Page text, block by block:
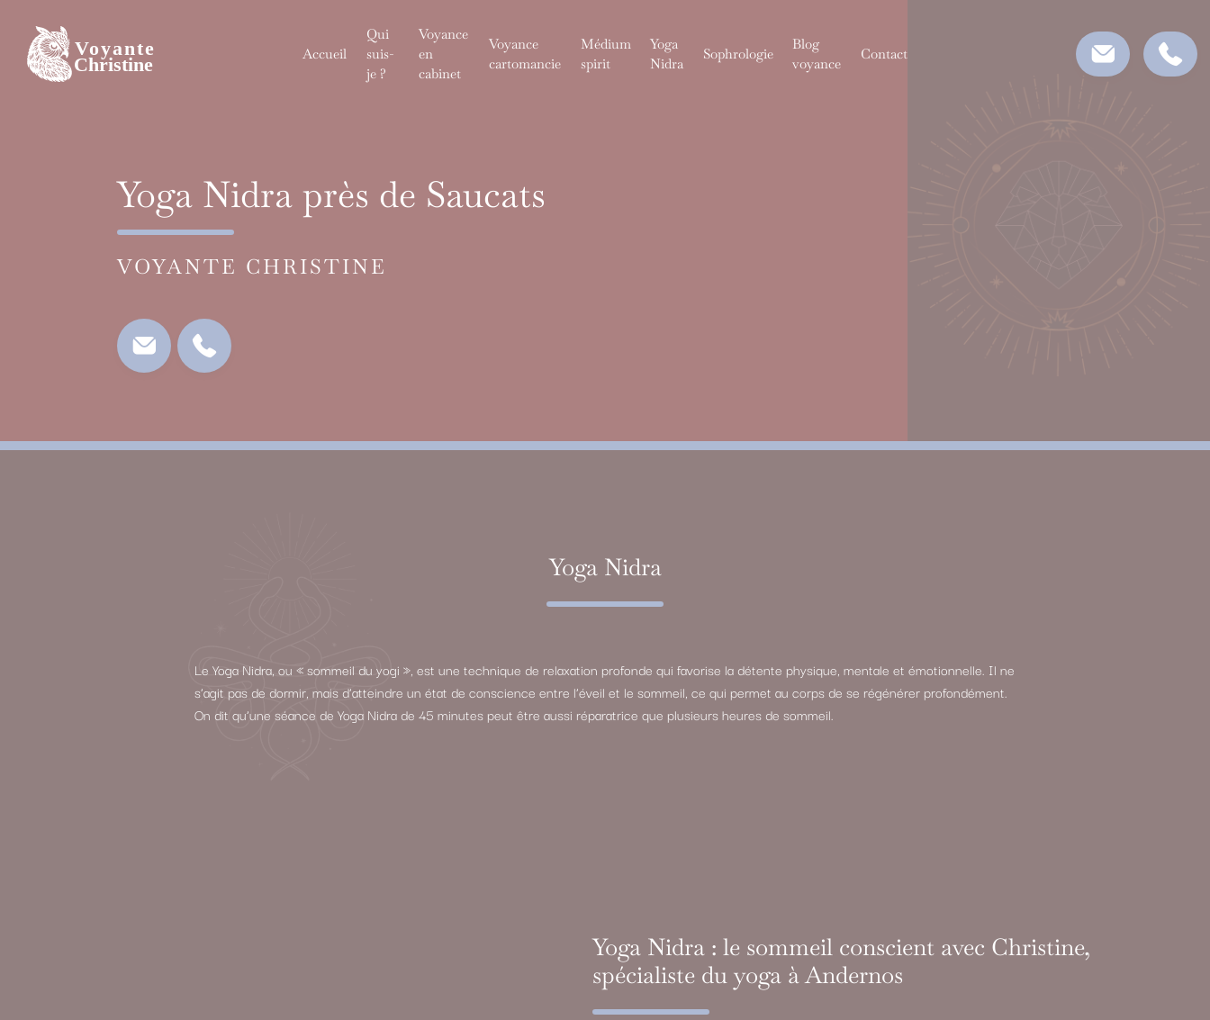
content
Accueil
Qui
suis-
je ?
Voyance
en
cabinet
Voyance
cartomancie
Médium
spirit
Yoga
Nidra
Sophrologie
Blog
voyance
Contact
Yoga Nidra près de Saucats
VOYANTE CHRISTINE
Yoga Nidra
Le Yoga Nidra, ou « sommeil du yogi », est une technique de relaxation profonde qui favorise la détente physique, mentale et émotionnelle. Il ne
s’agit pas de dormir, mais d’atteindre un état de conscience entre l’éveil et le sommeil, ce qui permet au corps de se régénérer profondément.
On dit qu’une séance de Yoga Nidra de 45 minutes peut être aussi réparatrice que plusieurs heures de sommeil.
Yoga Nidra : le sommeil conscient avec Christine,
spécialiste du yoga à Andernos